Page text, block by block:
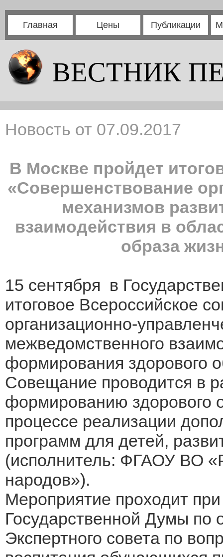
Главная Цены Публикации
ВЕСТНИК
Новость от 07.09.2017
В Москве пройдет
«Совершенствование
механизмов
взаимодействия в
образа
15 сентября в
итоговое Всероссийское
организационно-
межведомственного
формирования здорового
Совещание проводится в
формированию здорового
процессе реализации
программ для детей,
(исполнитель: ФГАОУ ВО
народов»).
Мероприятие проходит
Государственной Думы по
Экспертного совета по